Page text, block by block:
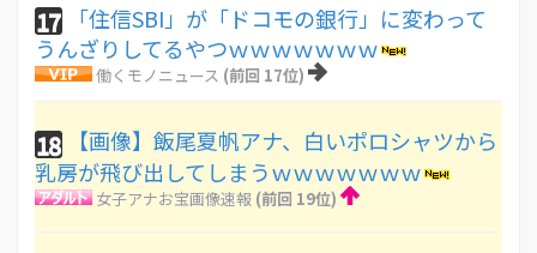
17
「住信SBI」が「ドコモの銀行」に変わって
うんざりしてるやつｗｗｗｗｗｗｗ
働くモノニュース (前回 17位)
18
【画像】飯尾夏帆アナ、白いポロシャツから
乳房が飛び出してしまうｗｗｗｗｗｗｗ
女子アナお宝画像速報 (前回 19位)